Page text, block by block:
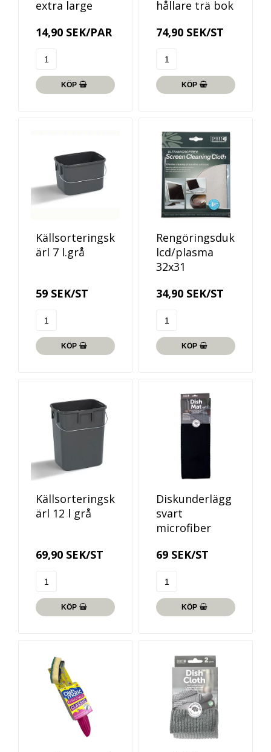
extra large
14,90 SEK/PAR
KÖP
hållare trä bok
74,90 SEK/ST
KÖP
Källsorteringsk
ärl 7 l.grå
59 SEK/ST
KÖP
Rengöringsduk
lcd/plasma
32x31
34,90 SEK/ST
KÖP
Källsorteringsk
ärl 12 l grå
69,90 SEK/ST
KÖP
Diskunderlägg
svart
microfiber
69 SEK/ST
KÖP